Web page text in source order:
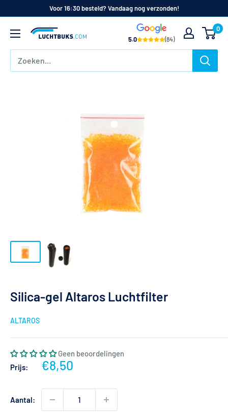
inhoud
Voor 16:30 besteld? Vandaag nog verzonden!
Luchtbuks.com
5.0 (84)
0
Silica-gel Altaros Luchtfilter
ALTAROS
Geen beoordelingen
Prijs:
Actieprijs
€8,50
Aantal: